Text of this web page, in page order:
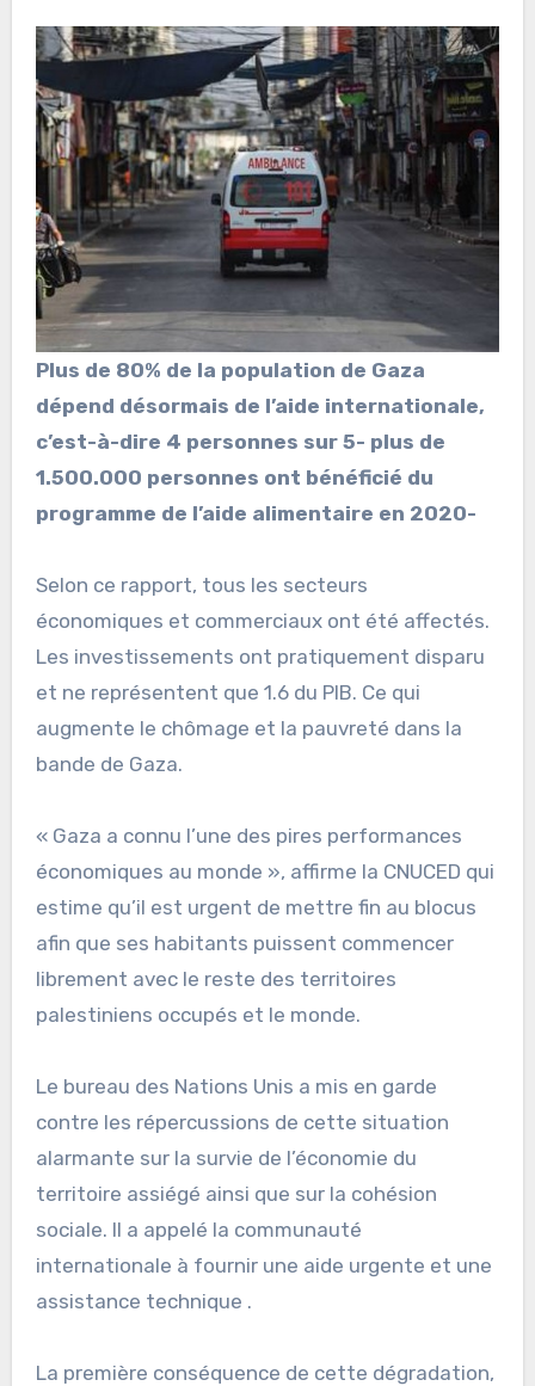
Plus de 80% de la population de Gaza
dépend désormais de l’aide internationale,
c’est-à-dire 4 personnes sur 5- plus de
1.500.000 personnes ont bénéficié du
programme de l’aide alimentaire en 2020-
Selon ce rapport, tous les secteurs
économiques et commerciaux ont été affectés.
Les investissements ont pratiquement disparu
et ne représentent que 1.6 du PIB. Ce qui
augmente le chômage et la pauvreté dans la
bande de Gaza.
« Gaza a connu l’une des pires performances
économiques au monde », affirme la CNUCED qui
estime qu’il est urgent de mettre fin au blocus
afin que ses habitants puissent commencer
librement avec le reste des territoires
palestiniens occupés et le monde.
Le bureau des Nations Unis a mis en garde
contre les répercussions de cette situation
alarmante sur la survie de l’économie du
territoire assiégé ainsi que sur la cohésion
sociale. Il a appelé la communauté
internationale à fournir une aide urgente et une
assistance technique .
La première conséquence de cette dégradation,